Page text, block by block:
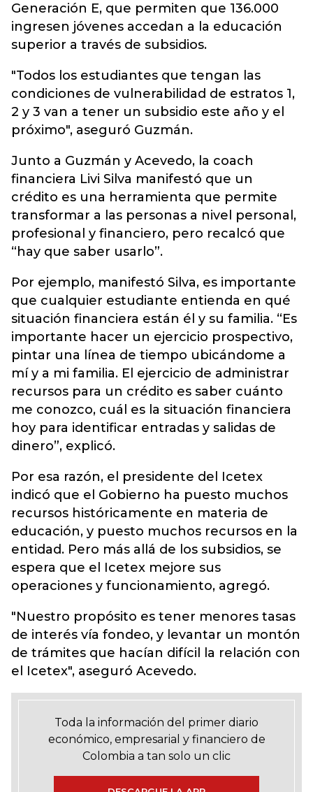
Generación E, que permiten que 136.000
ingresen jóvenes accedan a la educación
superior a través de subsidios.
"Todos los estudiantes que tengan las
condiciones de vulnerabilidad de estratos 1,
2 y 3 van a tener un subsidio este año y el
próximo", aseguró Guzmán.
Junto a Guzmán y Acevedo, la coach
financiera Livi Silva manifestó que un
crédito es una herramienta que permite
transformar a las personas a nivel personal,
profesional y financiero, pero recalcó que
“hay que saber usarlo”.
Por ejemplo, manifestó Silva, es importante
que cualquier estudiante entienda en qué
situación financiera están él y su familia. “Es
importante hacer un ejercicio prospectivo,
pintar una línea de tiempo ubicándome a
mí y a mi familia. El ejercicio de administrar
recursos para un crédito es saber cuánto
me conozco, cuál es la situación financiera
hoy para identificar entradas y salidas de
dinero”, explicó.
Por esa razón, el presidente del Icetex
indicó que el Gobierno ha puesto muchos
recursos históricamente en materia de
educación, y puesto muchos recursos en la
entidad. Pero más allá de los subsidios, se
espera que el Icetex mejore sus
operaciones y funcionamiento, agregó.
"Nuestro propósito es tener menores tasas
de interés vía fondeo, y levantar un montón
de trámites que hacían difícil la relación con
el Icetex", aseguró Acevedo.
Toda la información del primer diario
económico, empresarial y financiero de
Colombia a tan solo un clic